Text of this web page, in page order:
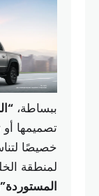
ببساطة،
تصميمها
خصيصًا
لمنطقة
المستوردة”